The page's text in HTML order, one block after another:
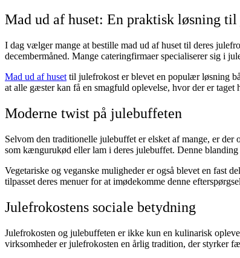
Mad ud af huset: En praktisk løsning
I dag vælger mange at bestille mad ud af huset til deres
decembermåned. Mange cateringfirmaer specialiserer sig i
Mad ud af huset til julefrokost er blevet en populær løsning
at alle gæster kan få en smagfuld oplevelse, hvor der er
Moderne twist på julebuffeten
Selvom den traditionelle julebuffet er elsket af mange, er
som kængurukød eller lam i deres julebuffet. Denne
Vegetariske og veganske muligheder er også blevet en fast
tilpasset deres menuer for at imødekomme denne
Julefrokostens sociale betydning
Julefrokosten og julebuffeten er ikke kun en kulinarisk
virksomheder er julefrokosten en årlig tradition, der styrker